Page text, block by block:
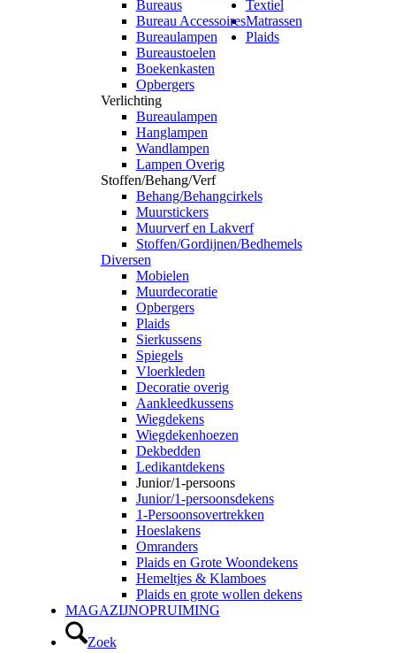
Bureaus
Bureau Accessoires
Bureaulampen
Bureaustoelen
Boekenkasten
Opbergers
Verlichting
Bureaulampen
Hanglampen
Wandlampen
Lampen Overig
Stoffen/Behang/Verf
Behang/Behangcirkels
Muurstickers
Muurverf en Lakverf
Stoffen/Gordijnen/Bedhemels
Diversen
Mobielen
Muurdecoratie
Opbergers
Plaids
Sierkussens
Spiegels
Vloerkleden
Decoratie overig
Textiel
Aankleedkussens
Wiegdekens
Wiegdekenhoezen
Dekbedden
Ledikantdekens
Junior/1-persoons
Junior/1-persoonsdekens
1-Persoonsovertrekken
Hoeslakens
Omranders
Plaids en Grote Woondekens
Hemeltjes & Klamboes
Matrassen
Plaids
Plaids en grote wollen dekens
MAGAZIJNOPRUIMING
Zoek